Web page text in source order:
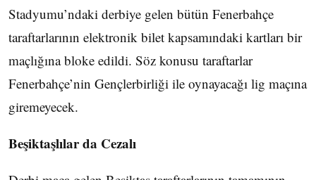
Stadyumu’ndaki derbiye gelen bütün Fenerbahçe
taraftarlarının elektronik bilet kapsamındaki kartları bir
maçlığına bloke edildi. Söz konusu taraftarlar
Fenerbahçe’nin Gençlerbirliği ile oynayacağı lig maçına
giremeyecek.
Beşiktaşlılar da Cezalı